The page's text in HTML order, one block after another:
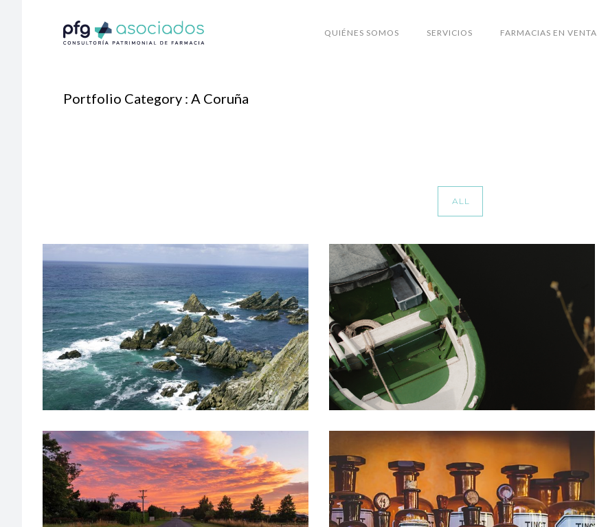
QUIÉNES SOMOS SERVICIOS FARMACIAS EN VENTA
Portfolio Category : A Coruña
ALL
LA FARMACIA QUE BUSCAS ESTÁ EN FERROLTERRA–
PFG1386
A Coruña·De 500.000€-750.000€·Farmacia urbana
SI BUSCAS UNA FARMACIA EN LA PROVINCIA DE LA
CORUÑA, ESTA ES LA TUYA! – PFG1396
A Coruña · De 1.000.000-1.500.000
A UN PASO DE A CORUÑA TE ESPERA TU FARMACIA! –
PFG1419
TU FARMACIA EN A COSTA DA MORTE – PFG1398